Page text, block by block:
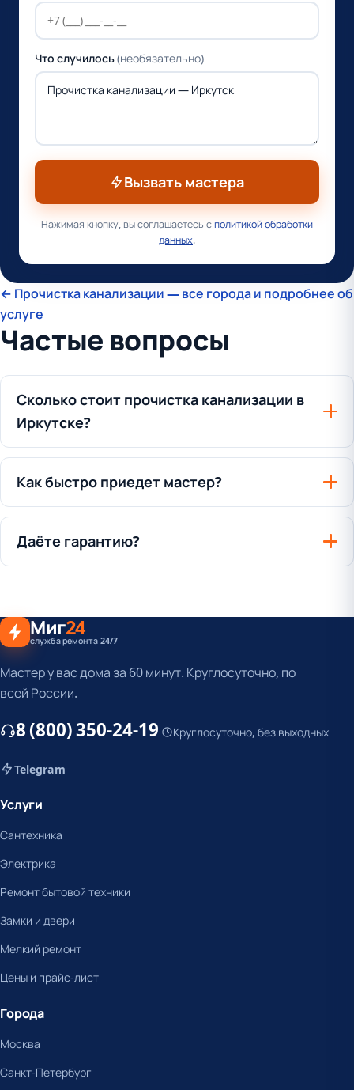
Что случилось(необязательно)
Вызвать мастера
Нажимая кнопку, вы соглашаетесь сполитикой обработки
данных.
← Прочистка канализации — все города и подробнее об
услуге
Частые вопросы
Сколько стоит прочистка канализации в
Иркутске?
Как быстро приедет мастер?
Даёте гарантию?
Миг24
служба ремонта 24/7
Мастер у вас дома за 60 минут. Круглосуточно, по
всей России.
8 (800) 350-24-19 Круглосуточно, без выходных
Telegram
Услуги
Сантехника
Электрика
Ремонт бытовой техники
Замки и двери
Мелкий ремонт
Цены и прайс-лист
Города
Москва
Санкт-Петербург